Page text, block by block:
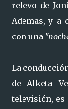
relevo de
Ademas, y a
con una
La
de Alketa
televisión, es